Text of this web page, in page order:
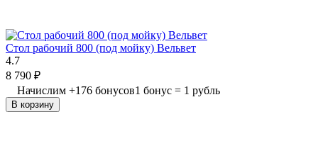
Стол рабочий 800 (под мойку) Вельвет
4.7
8 790 ₽
Начислим +176 бонусов1 бонус = 1 рубль
В корзину